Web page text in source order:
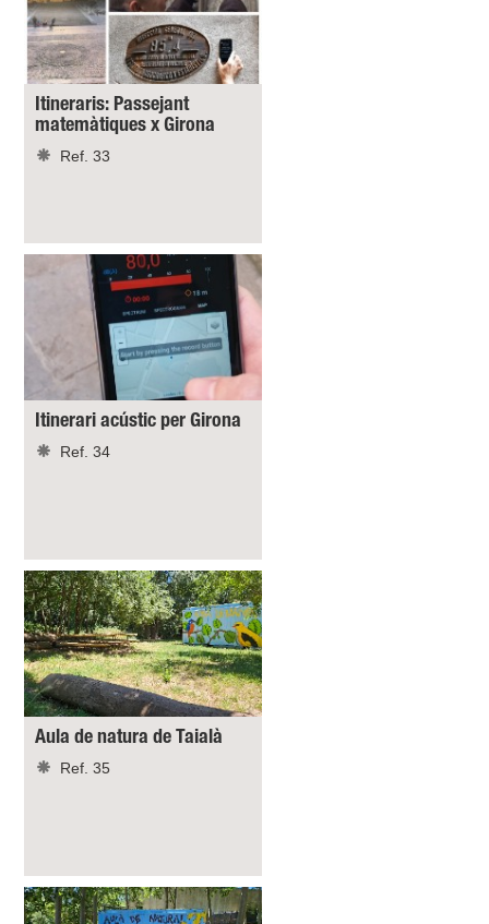
Itineraris: Passejant
matemàtiques x Girona
Ref. 33
Itinerari acústic per Girona
Ref. 34
Aula de natura de Taialà
Ref. 35